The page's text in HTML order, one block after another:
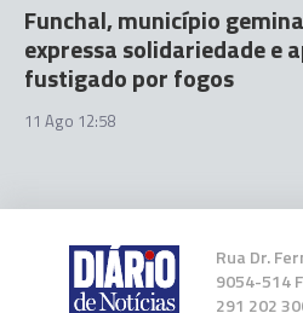
Funchal, município
expressa solidariedade e
fustigado por fogos
11 Ago 12:58
Rua Dr.
9054-514
291 202